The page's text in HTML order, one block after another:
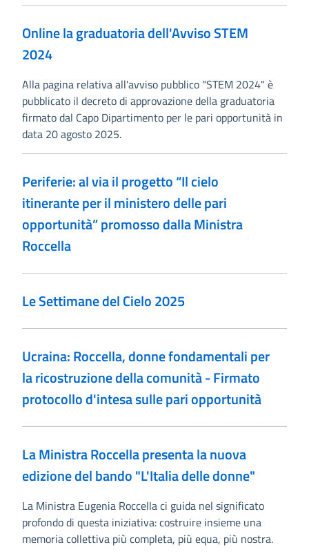
Online la graduatoria dell'Avviso STEM
2024
Alla pagina relativa all'avviso pubblico "STEM 2024" è
pubblicato il decreto di approvazione della graduatoria
firmato dal Capo Dipartimento per le pari opportunità in
data 20 agosto 2025.
Periferie: al via il progetto “Il cielo
itinerante per il ministero delle pari
opportunità” promosso dalla Ministra
Roccella
Le Settimane del Cielo 2025
Ucraina: Roccella, donne fondamentali per
la ricostruzione della comunità - Firmato
protocollo d'intesa sulle pari opportunità
La Ministra Roccella presenta la nuova
edizione del bando "L'Italia delle donne"
La Ministra Eugenia Roccella ci guida nel significato
profondo di questa iniziativa: costruire insieme una
memoria collettiva più completa, più equa, più nostra.